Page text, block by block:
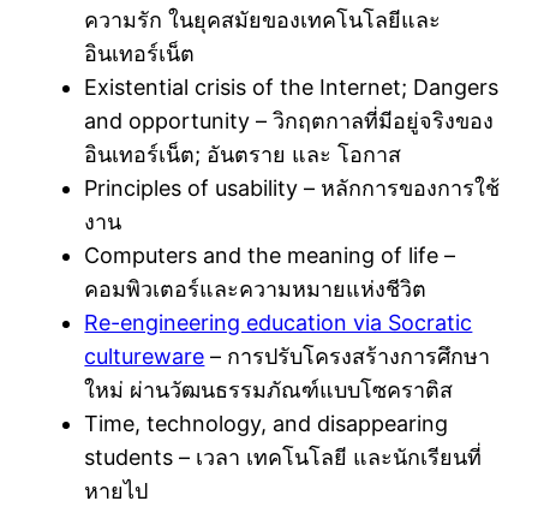
ความรัก ในยุคสมัยของเทคโนโลยีและ
อินเทอร์เน็ต
Existential crisis of the Internet; Dangers
and opportunity – วิกฤตกาลที่มีอยู่จริงของ
อินเทอร์เน็ต; อันตราย และ โอกาส
Principles of usability – หลักการของการใช้
งาน
Computers and the meaning of life –
คอมพิวเตอร์และความหมายแห่งชีวิต
Re-engineering education via Socratic
cultureware – การปรับโครงสร้างการศึกษา
ใหม่ ผ่านวัฒนธรรมภัณฑ์แบบโซคราติส
Time, technology, and disappearing
students – เวลา เทคโนโลยี และนักเรียนที่
หายไป